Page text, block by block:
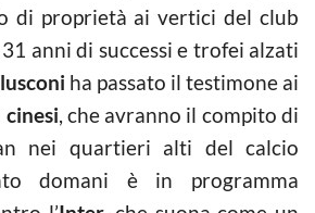
di proprietà ai vertici del club
anni di successi e trofei alzati
ha passato il testimone ai
cinesi, che avranno il compito di
nei quartieri alti del calcio
domani è in programma